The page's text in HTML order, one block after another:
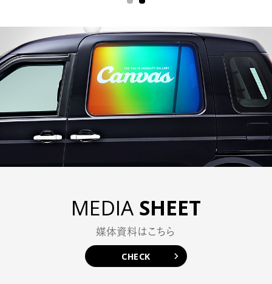
MEDIA SHEET
媒体資料はこちら
CHECK